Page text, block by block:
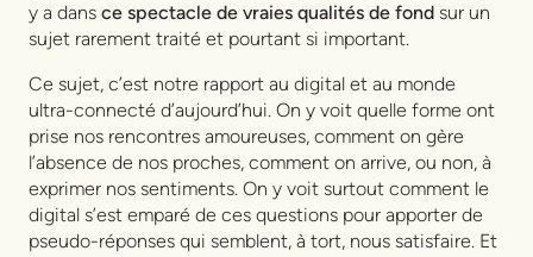
y a dans ce spectacle de vraies qualités de fond sur un
sujet rarement traité et pourtant si important.
Ce sujet, c’est notre rapport au digital et au monde
ultra-connecté d’aujourd’hui. On y voit quelle forme ont
prise nos rencontres amoureuses, comment on gère
l’absence de nos proches, comment on arrive, ou non, à
exprimer nos sentiments. On y voit surtout comment le
digital s’est emparé de ces questions pour apporter de
pseudo-réponses qui semblent, à tort, nous satisfaire. Et